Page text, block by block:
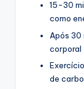
15-30
como
Após 30
corporal
de